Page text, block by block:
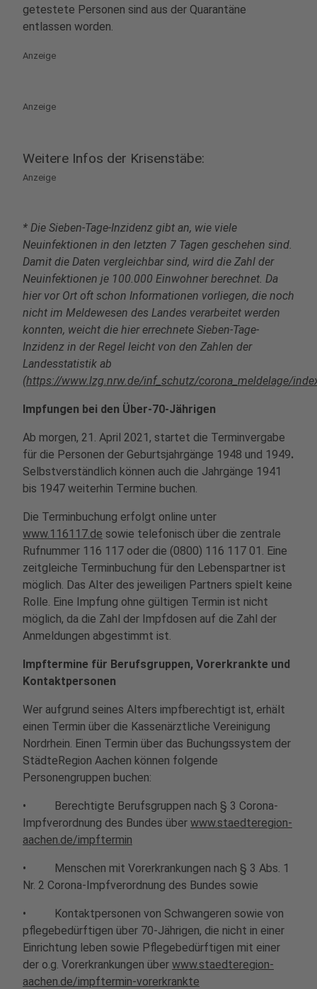
getestete Personen sind aus der Quarantäne
entlassen worden.
Anzeige
Anzeige
Weitere Infos der Krisenstäbe:
Anzeige
* Die Sieben-Tage-Inzidenz gibt an, wie viele
Neuinfektionen in den letzten 7 Tagen geschehen sind.
Damit die Daten vergleichbar sind, wird die Zahl der
Neuinfektionen je 100.000 Einwohner berechnet. Da
hier vor Ort oft schon Informationen vorliegen, die noch
nicht im Meldewesen des Landes verarbeitet werden
konnten, weicht die hier errechnete Sieben-Tage-
Inzidenz in der Regel leicht von den Zahlen der
Landesstatistik ab
(https://www.lzg.nrw.de/inf_schutz/corona_meldelage/
Impfungen bei den Über-70-Jährigen
Ab morgen, 21. April 2021, startet die Terminvergabe
für die Personen der Geburtsjahrgänge 1948 und 1949.
Selbstverständlich können auch die Jahrgänge 1941
bis 1947 weiterhin Termine buchen.
Die Terminbuchung erfolgt online unter
www.116117.de sowie telefonisch über die zentrale
Rufnummer 116 117 oder die (0800) 116 117 01. Eine
zeitgleiche Terminbuchung für den Lebenspartner ist
möglich. Das Alter des jeweiligen Partners spielt keine
Rolle. Eine Impfung ohne gültigen Termin ist nicht
möglich, da die Zahl der Impfdosen auf die Zahl der
Anmeldungen abgestimmt ist.
Impftermine für Berufsgruppen, Vorerkrankte und
Kontaktpersonen
Wer aufgrund seines Alters impfberechtigt ist, erhält
einen Termin über die Kassenärztliche Vereinigung
Nordrhein. Einen Termin über das Buchungssystem der
StädteRegion Aachen können folgende
Personengruppen buchen:
• Berechtigte Berufsgruppen nach § 3 Corona-
Impfverordnung des Bundes über www.staedteregion-
aachen.de/impftermin
• Menschen mit Vorerkrankungen nach § 3 Abs. 1
Nr. 2 Corona-Impfverordnung des Bundes sowie
• Kontaktpersonen von Schwangeren sowie von
pflegebedürftigen über 70-Jährigen, die nicht in einer
Einrichtung leben sowie Pflegebedürftigen mit einer
der o.g. Vorerkrankungen über www.staedteregion-
aachen.de/impftermin-vorerkrankte